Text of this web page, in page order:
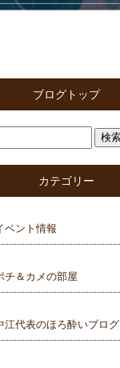
ブログトップ
カテゴリー
ベント情報
チ＆カメの部屋
江代表のほろ酔いブログ